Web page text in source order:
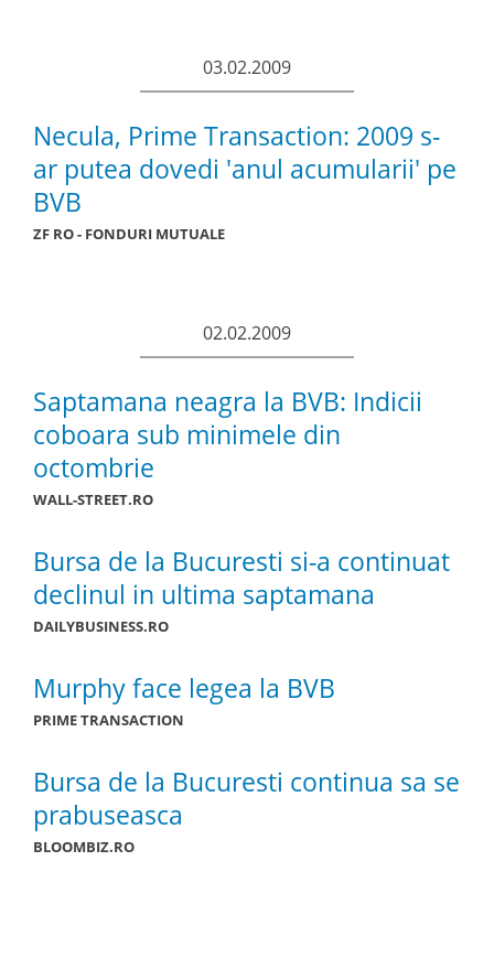
03.02.2009
Necula, Prime Transaction: 2009 s-
ar putea dovedi 'anul acumularii' pe
BVB
ZF RO - FONDURI MUTUALE
02.02.2009
Saptamana neagra la BVB: Indicii
coboara sub minimele din
octombrie
WALL-STREET.RO
Bursa de la Bucuresti si-a continuat
declinul in ultima saptamana
DAILYBUSINESS.RO
Murphy face legea la BVB
PRIME TRANSACTION
Bursa de la Bucuresti continua sa se
prabuseasca
BLOOMBIZ.RO